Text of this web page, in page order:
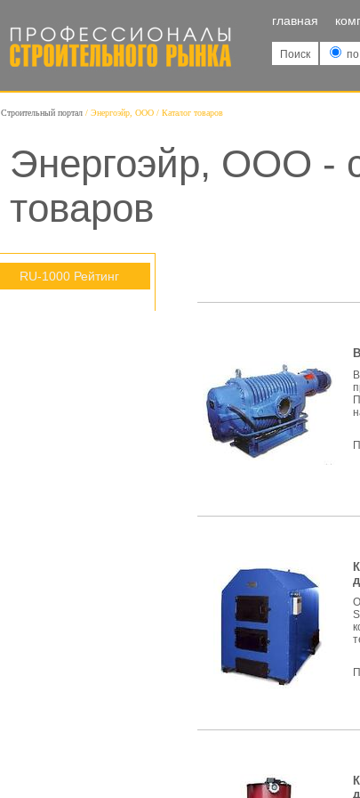
главная
Поиск
Строительный портал Энергоэйр, ООО Каталог товаров
Энергоэйр, ООО -
товаров
RU-1000 Рейтинг